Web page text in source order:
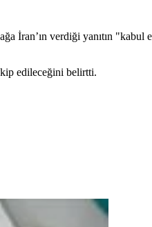
İran’ın verdiği yanıtın
edileceğini belirtti.